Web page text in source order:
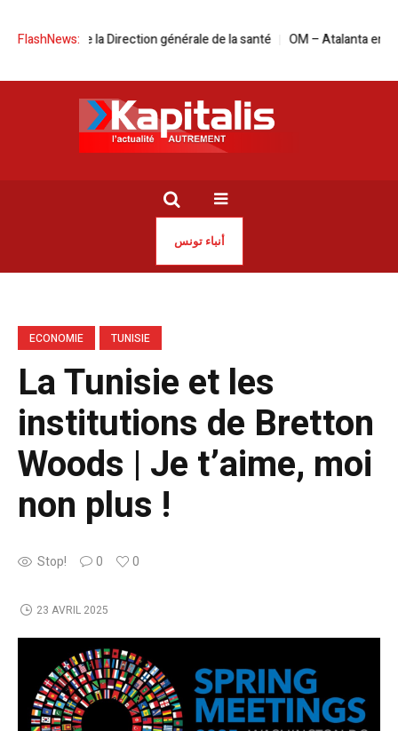
FlashNews:
la tête de la Direction générale de la santé OM – Atalanta en live
أنباء تونس
ECONOMIE TUNISIE
La Tunisie et les
institutions de Bretton
Woods | Je t’aime, moi
non plus !
Stop! 0 0
23 AVRIL 2025